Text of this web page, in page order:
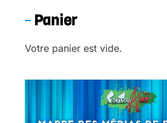
Panier
Votre panier est vide.